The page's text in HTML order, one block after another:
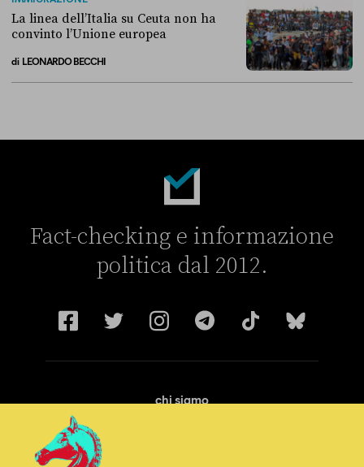
La linea dell’Italia su Ceuta non ha
convinto l’Unione europea
di LEONARDO BECCHI
Fact-checking e informazione
politica dal 2012.
chi siamo